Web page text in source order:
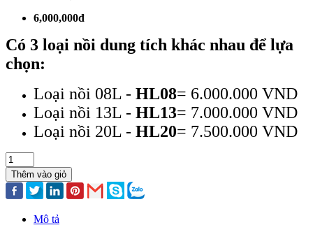
6,000,000đ
Có 3 loại nồi dung tích khác nhau để lựa
chọn:
Loại nồi 08L - HL08= 6.000.000 VND
Loại nồi 13L - HL13= 7.000.000 VND
Loại nồi 20L - HL20= 7.500.000 VND
Thêm vào giỏ
Mô tả